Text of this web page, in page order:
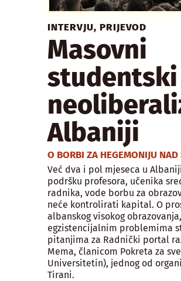
INTERVJU, PRIJEVOD
Masovni
Albaniji
O BORBI ZA HEGEMONIJU
Već dva i pol mjeseca u
podršku profesora, učenika
radnika, vode borbu za
neće kontrolirati kapital. O
albanskog visokog
egzistencijalnim problemima
pitanjima za Radnički portal
Mema, članicom Pokreta za
Universitetin), jednog od
Tirani.